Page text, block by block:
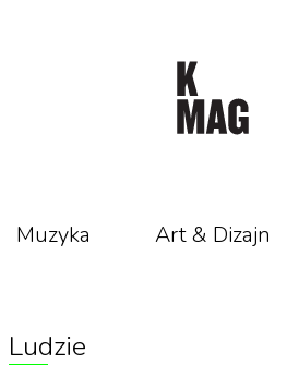
Muzyka Art & Dizajn
Ludzie